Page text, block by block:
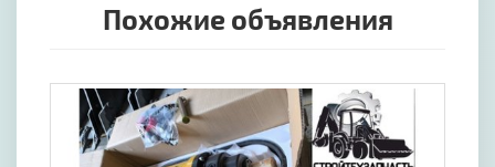
Похожие объявления